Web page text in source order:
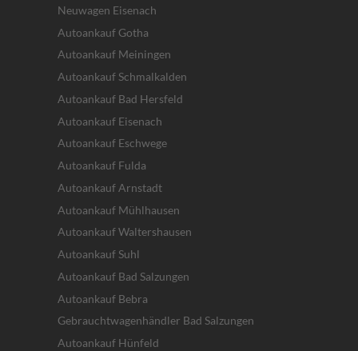
Neuwagen Eisenach
Autoankauf Gotha
Autoankauf Meiningen
Autoankauf Schmalkalden
Autoankauf Bad Hersfeld
Autoankauf Eisenach
Autoankauf Eschwege
Autoankauf Fulda
Autoankauf Arnstadt
Autoankauf Mühlhausen
Autoankauf Waltershausen
Autoankauf Suhl
Autoankauf Bad Salzungen
Autoankauf Bebra
Gebrauchtwagenhändler Bad Salzungen
Autoankauf Hünfeld